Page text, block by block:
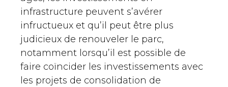
infrastructure peuvent s’avérer
infructueux et qu’il peut être plus
judicieux de renouveler le parc,
notamment lorsqu’il est possible de
faire coïncider les investissements avec
les projets de consolidation de